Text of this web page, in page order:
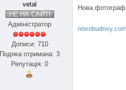
vetal
НЕ НА САЙТІ
Адміністратор
Дописи: 710
Подяка отримана: 3
Репутація: 0
Нова